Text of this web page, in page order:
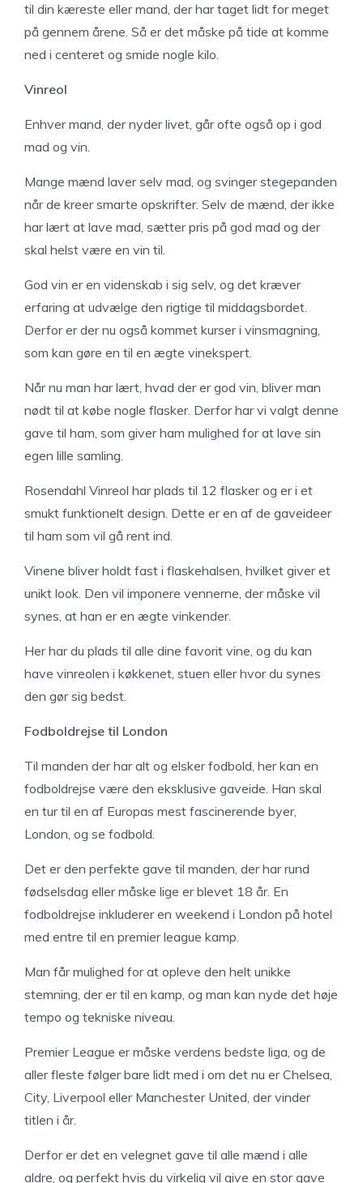
til din kæreste eller mand, der har taget lidt for meget
på gennem årene. Så er det måske på tide at komme
ned i centeret og smide nogle kilo.
Vinreol
Enhver mand, der nyder livet, går ofte også op i god
mad og vin.
Mange mænd laver selv mad, og svinger stegepanden
når de kreer smarte opskrifter. Selv de mænd, der ikke
har lært at lave mad, sætter pris på god mad og der
skal helst være en vin til.
God vin er en videnskab i sig selv, og det kræver
erfaring at udvælge den rigtige til middagsbordet.
Derfor er der nu også kommet kurser i vinsmagning,
som kan gøre en til en ægte vinekspert.
Når nu man har lært, hvad der er god vin, bliver man
nødt til at købe nogle flasker. Derfor har vi valgt denne
gave til ham, som giver ham mulighed for at lave sin
egen lille samling.
Rosendahl Vinreol har plads til 12 flasker og er i et
smukt funktionelt design. Dette er en af de gaveideer
til ham som vil gå rent ind.
Vinene bliver holdt fast i flaskehalsen, hvilket giver et
unikt look. Den vil imponere vennerne, der måske vil
synes, at han er en ægte vinkender.
Her har du plads til alle dine favorit vine, og du kan
have vinreolen i køkkenet, stuen eller hvor du synes
den gør sig bedst.
Fodboldrejse til London
Til manden der har alt og elsker fodbold, her kan en
fodboldrejse være den eksklusive gaveide. Han skal
en tur til en af Europas mest fascinerende byer,
London, og se fodbold.
Det er den perfekte gave til manden, der har rund
fødselsdag eller måske lige er blevet 18 år. En
fodboldrejse inkluderer en weekend i London på hotel
med entre til en premier league kamp.
Man får mulighed for at opleve den helt unikke
stemning, der er til en kamp, og man kan nyde det høje
tempo og tekniske niveau.
Premier League er måske verdens bedste liga, og de
aller fleste følger bare lidt med i om det nu er Chelsea,
City, Liverpool eller Manchester United, der vinder
titlen i år.
Derfor er det en velegnet gave til alle mænd i alle
aldre, og perfekt hvis du virkelig vil give en stor gave